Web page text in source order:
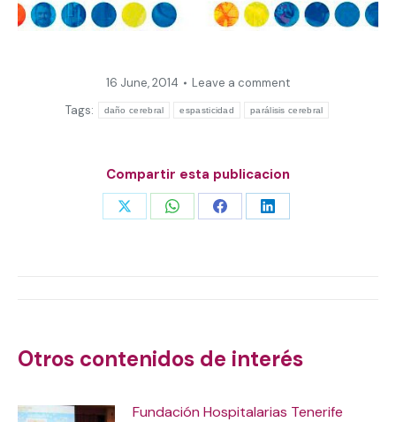
16 June, 2014
Leave a comment
Tags:
daño cerebral espasticidad parálisis cerebral
Compartir esta publicacion
Share Share Share Share
Otros contenidos de interés
Fundación Hospitalarias Tenerife